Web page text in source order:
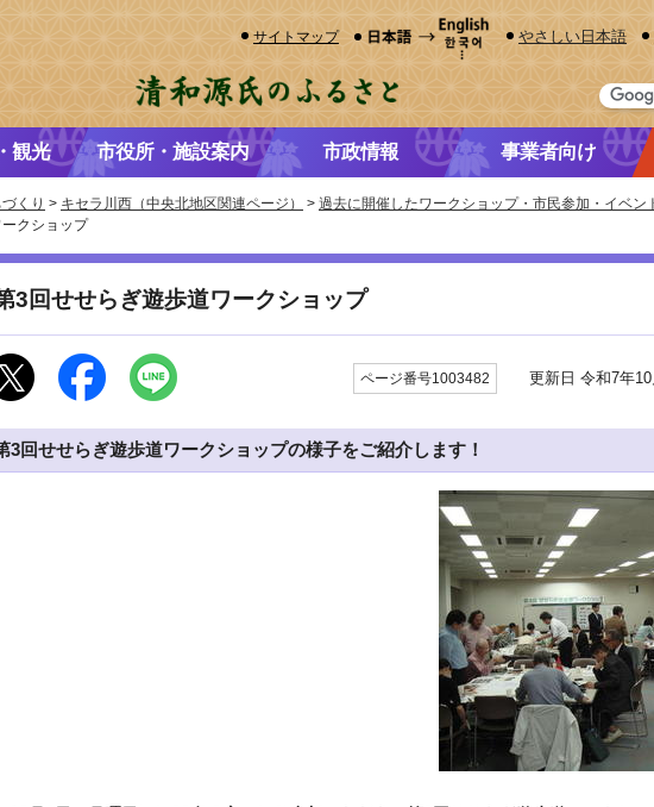
サイトマップ やさしい日本語
観光 市役所・施設案内 市政情報 事業者向け
くり > キセラ川西（中央北地区関連ページ） > 過去に開催したワークショップ・市民参加・イベン
クショップ
3回せせらぎ遊歩道ワークショップ
ページ番号1003482 更新日 令和7年10
3回せせらぎ遊歩道ワークショップの様子をご紹介します！